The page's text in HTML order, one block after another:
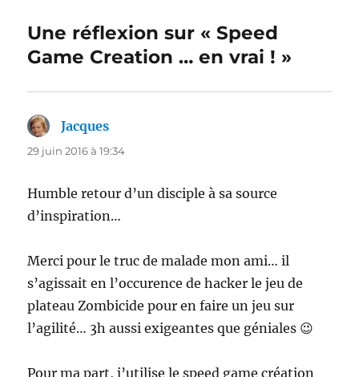
Une réflexion sur « Speed
Game Creation … en vrai ! »
Jacques
29 juin 2016 à 19:34
Humble retour d’un disciple à sa source
d’inspiration…
Merci pour le truc de malade mon ami… il
s’agissait en l’occurence de hacker le jeu de
plateau Zombicide pour en faire un jeu sur
l’agilité… 3h aussi exigeantes que géniales 😉
Pour ma part, j’utilise le speed game création